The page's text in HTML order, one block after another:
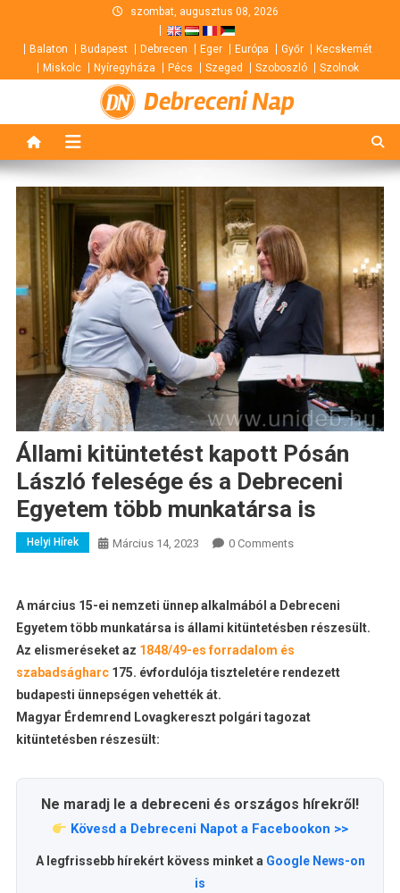
content
szombat, augusztus 08, 2026
Balaton Budapest Debrecen Eger Európa Győr
Kecskemét
Miskolc
Nyíregyháza Pécs Szeged Szoboszló Szolnok
Debreceni Nap
Állami kitüntetést kapott Pósán
László felesége és a Debreceni
Egyetem több munkatársa is
Helyi Hírek Március 14, 2023 0 Comments
A március 15-ei nemzeti ünnep alkalmából a Debreceni
Egyetem több munkatársa is állami kitüntetésben részesült.
Az elismeréseket az 1848/49-es forradalom és
szabadságharc175. évfordulója tiszteletére rendezett
budapesti ünnepségen vehették át.
Magyar Érdemrend Lovagkereszt polgári tagozat
kitüntetésben részesült:
Ne maradj le a debreceni és országos hírekről!
Kövesd a Debreceni Napot a Facebookon >>
A legfrissebb hírekért kövess minket a Google News-on
is